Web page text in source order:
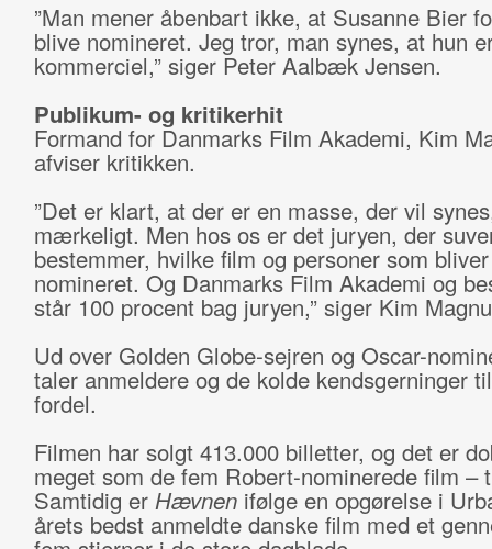
”Man mener åbenbart ikke, at Susanne Bier
blive nomineret. Jeg tror, man synes, at hun
kommerciel,” siger Peter Aalbæk Jensen.
Publikum- og kritikerhit
Formand for Danmarks Film Akademi, Kim
afviser kritikken.
”Det er klart, at der er en masse, der vil
mærkeligt. Men hos os er det juryen, der
bestemmer, hvilke film og personer som bliver
nomineret. Og Danmarks Film Akademi og
står 100 procent bag juryen,” siger Kim
Ud over Golden Globe-sejren og Oscar-
taler anmeldere og de kolde kendsgerninger
fordel.
Filmen har solgt 413.000 billetter, og det er
meget som de fem Robert-nominerede film –
Samtidig er Hævnenifølge en opgørelse i
årets bedst anmeldte danske film med et